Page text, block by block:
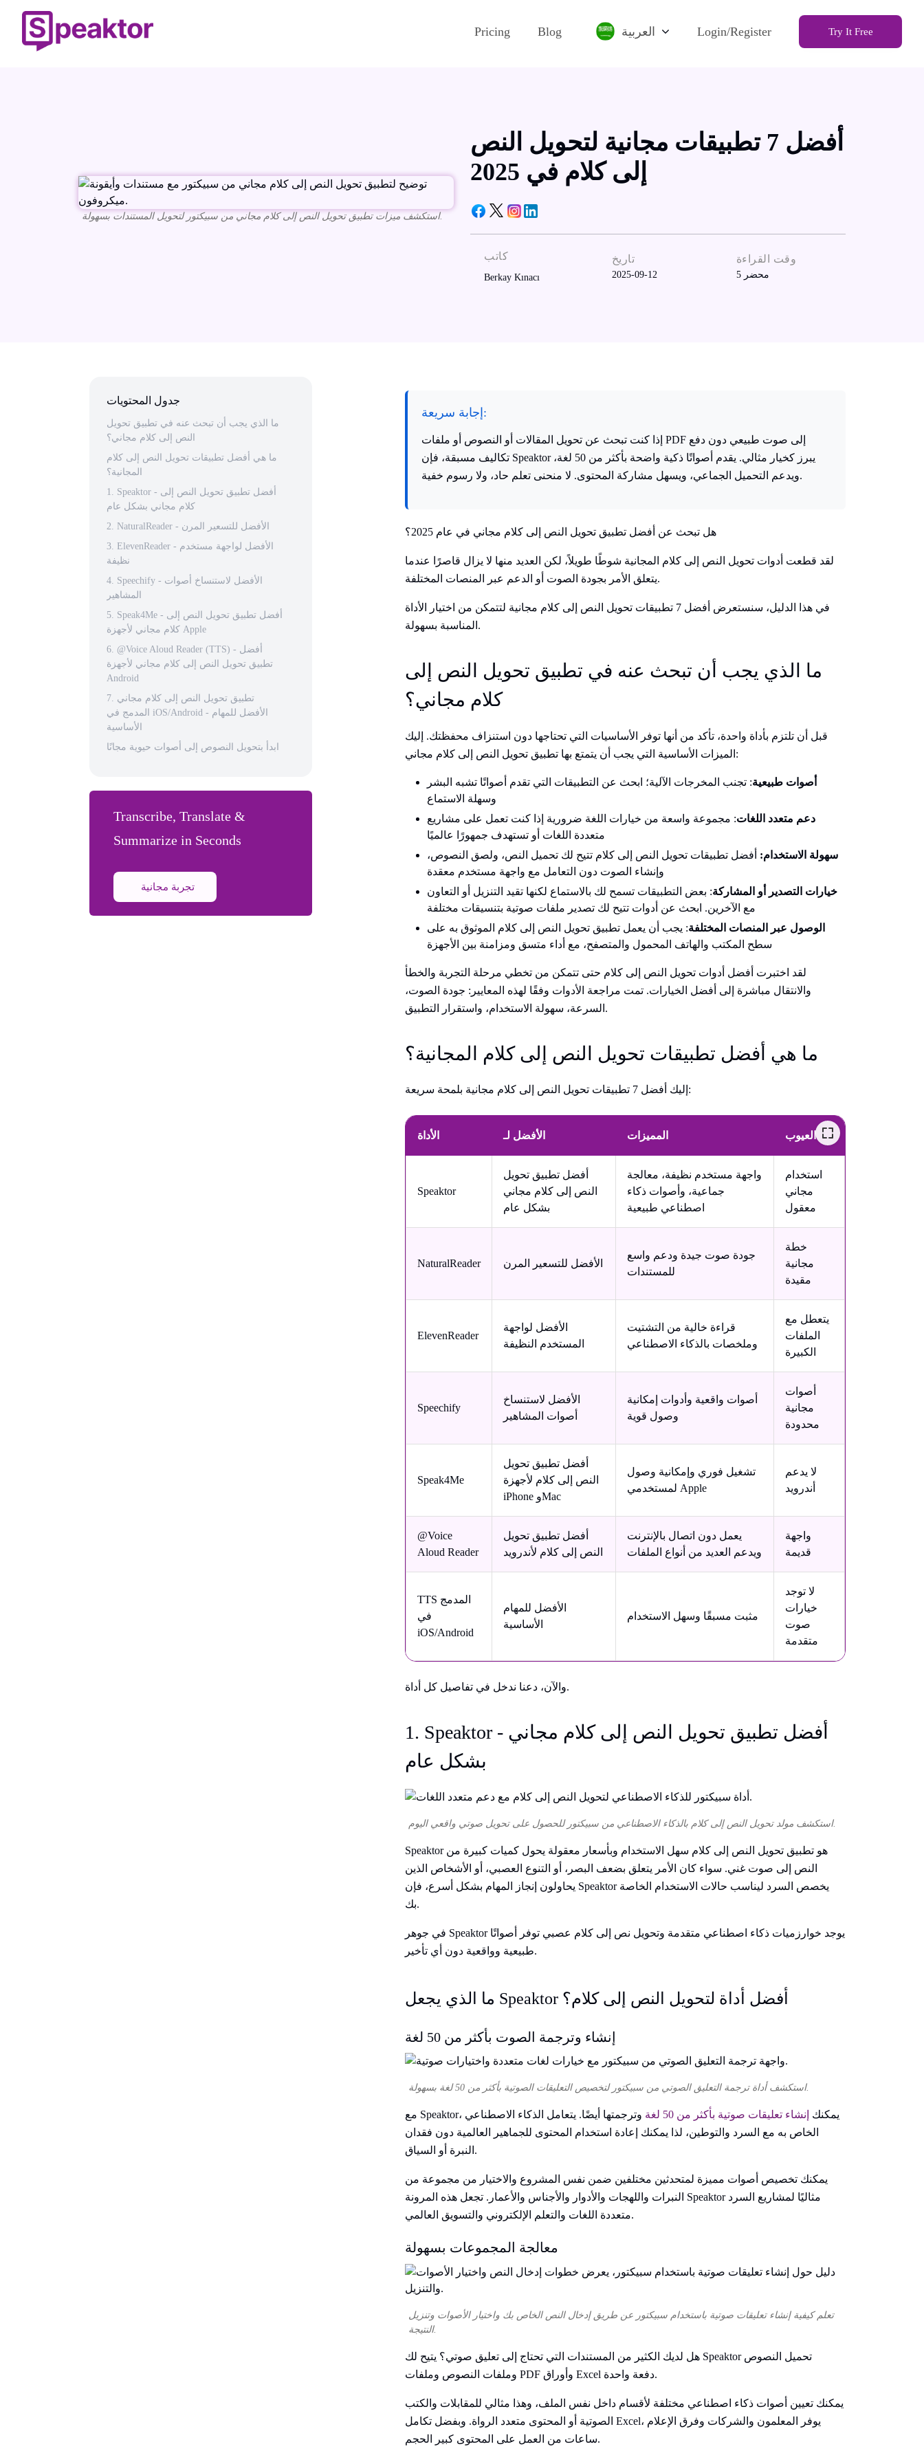
Pricing Blog العربية Login/Register Try It Free
استكشف ميزات تطبيق تحويل النص إلى كلام مجاني من سبيكتور لتحويل المستندات بسهولة.
أفضل 7 تطبيقات مجانية لتحويل النص
إلى كلام في 2025
كاتب
Berkay Kınacı
تاريخ
2025-09-12
وقت القراءة
5 محضر
جدول المحتويات
ما الذي يجب أن تبحث عنه في تطبيق تحويل
النص إلى كلام مجاني؟
ما هي أفضل تطبيقات تحويل النص إلى كلام
المجانية؟
1. Speaktor - أفضل تطبيق تحويل النص إلى
كلام مجاني بشكل عام
2. NaturalReader - الأفضل للتسعير المرن
3. ElevenReader - الأفضل لواجهة مستخدم
نظيفة
4. Speechify - الأفضل لاستنساخ أصوات
المشاهير
5. Speak4Me - أفضل تطبيق تحويل النص إلى
كلام مجاني لأجهزة Apple
6. @Voice Aloud Reader (TTS) - أفضل
تطبيق تحويل النص إلى كلام مجاني لأجهزة
Android
7. تطبيق تحويل النص إلى كلام مجاني
المدمج في iOS/Android - الأفضل للمهام
الأساسية
ابدأ بتحويل النصوص إلى أصوات حيوية مجانًا
Transcribe, Translate &
Summarize in Seconds
تجربة مجانية
إجابة سريعة:
إذا كنت تبحث عن تحويل المقالات أو النصوص أو ملفات PDF إلى صوت طبيعي دون دفع
تكاليف مسبقة، فإن Speaktor يبرز كخيار مثالي. يقدم أصواتًا ذكية واضحة بأكثر من 50 لغة،
ويدعم التحميل الجماعي، ويسهل مشاركة المحتوى. لا منحنى تعلم حاد، ولا رسوم خفية.
هل تبحث عن أفضل تطبيق تحويل النص إلى كلام مجاني في عام 2025؟
لقد قطعت أدوات تحويل النص إلى كلام المجانية شوطًا طويلاً، لكن العديد منها لا يزال قاصرًا عندما
يتعلق الأمر بجودة الصوت أو الدعم عبر المنصات المختلفة.
في هذا الدليل، سنستعرض أفضل 7 تطبيقات تحويل النص إلى كلام مجانية لتتمكن من اختيار الأداة
المناسبة بسهولة.
ما الذي يجب أن تبحث عنه في تطبيق تحويل النص إلى
كلام مجاني؟
قبل أن تلتزم بأداة واحدة، تأكد من أنها توفر الأساسيات التي تحتاجها دون استنزاف محفظتك. إليك
الميزات الأساسية التي يجب أن يتمتع بها تطبيق تحويل النص إلى كلام مجاني:
أصوات طبيعية: تجنب المخرجات الآلية؛ ابحث عن التطبيقات التي تقدم أصواتًا تشبه البشر
وسهلة الاستماع
دعم متعدد اللغات: مجموعة واسعة من خيارات اللغة ضرورية إذا كنت تعمل على مشاريع
متعددة اللغات أو تستهدف جمهورًا عالميًا
سهولة الاستخدام: أفضل تطبيقات تحويل النص إلى كلام تتيح لك تحميل النص، ولصق النصوص،
وإنشاء الصوت دون التعامل مع واجهة مستخدم معقدة
خيارات التصدير أو المشاركة: بعض التطبيقات تسمح لك بالاستماع لكنها تقيد التنزيل أو التعاون
مع الآخرين. ابحث عن أدوات تتيح لك تصدير ملفات صوتية بتنسيقات مختلفة
الوصول عبر المنصات المختلفة: يجب أن يعمل تطبيق تحويل النص إلى كلام الموثوق به على
سطح المكتب والهاتف المحمول والمتصفح، مع أداء متسق ومزامنة بين الأجهزة
لقد اختبرت أفضل أدوات تحويل النص إلى كلام حتى تتمكن من تخطي مرحلة التجربة والخطأ
والانتقال مباشرة إلى أفضل الخيارات. تمت مراجعة الأدوات وفقًا لهذه المعايير: جودة الصوت،
السرعة، سهولة الاستخدام، واستقرار التطبيق.
ما هي أفضل تطبيقات تحويل النص إلى كلام المجانية؟
إليك أفضل 7 تطبيقات تحويل النص إلى كلام مجانية بلمحة سريعة:
الأداة الأفضل لـ المميزات العيوب
Speaktor
أفضل تطبيق تحويل
النص إلى كلام مجاني
بشكل عام
واجهة مستخدم نظيفة، معالجة
جماعية، وأصوات ذكاء
اصطناعي طبيعية
استخدام
مجاني
معقول
NaturalReader الأفضل للتسعير المرن
جودة صوت جيدة ودعم واسع
للمستندات
خطة
مجانية
مقيدة
ElevenReader
الأفضل لواجهة
المستخدم النظيفة
قراءة خالية من التشتيت
وملخصات بالذكاء الاصطناعي
يتعطل مع
الملفات
الكبيرة
Speechify
الأفضل لاستنساخ
أصوات المشاهير
أصوات واقعية وأدوات إمكانية
وصول قوية
أصوات
مجانية
محدودة
Speak4Me
أفضل تطبيق تحويل
النص إلى كلام لأجهزة
iPhone وMac
تشغيل فوري وإمكانية وصول
لمستخدمي Apple
لا يدعم
أندرويد
@Voice
Aloud Reader
أفضل تطبيق تحويل
النص إلى كلام لأندرويد
يعمل دون اتصال بالإنترنت
ويدعم العديد من أنواع الملفات
واجهة
قديمة
TTS المدمج
في
iOS/Android
الأفضل للمهام
الأساسية
مثبت مسبقًا وسهل الاستخدام
لا توجد
خيارات
صوت
متقدمة
والآن، دعنا ندخل في تفاصيل كل أداة.
1. Speaktor - أفضل تطبيق تحويل النص إلى كلام مجاني
بشكل عام
استكشف مولد تحويل النص إلى كلام بالذكاء الاصطناعي من سبيكتور للحصول على تحويل صوتي واقعي اليوم.
Speaktor هو تطبيق تحويل النص إلى كلام سهل الاستخدام وبأسعار معقولة يحول كميات كبيرة من
النص إلى صوت غني. سواء كان الأمر يتعلق بضعف البصر، أو التنوع العصبي، أو الأشخاص الذين
يحاولون إنجاز المهام بشكل أسرع، فإن Speaktor يخصص السرد ليناسب حالات الاستخدام الخاصة
بك.
في جوهر Speaktor يوجد خوارزميات ذكاء اصطناعي متقدمة وتحويل نص إلى كلام عصبي توفر أصواتًا
طبيعية وواقعية دون أي تأخير.
ما الذي يجعل Speaktor أفضل أداة لتحويل النص إلى كلام؟
إنشاء وترجمة الصوت بأكثر من 50 لغة
استكشف أداة ترجمة التعليق الصوتي من سبيكتور لتخصيص التعليقات الصوتية بأكثر من 50 لغة بسهولة.
مع Speaktor، يمكنك إنشاء تعليقات صوتية بأكثر من 50 لغة
وترجمتها أيضًا. يتعامل الذكاء الاصطناعي
الخاص به مع السرد والتوطين، لذا يمكنك إعادة استخدام المحتوى للجماهير العالمية دون فقدان
النبرة أو السياق.
يمكنك تخصيص أصوات مميزة لمتحدثين مختلفين ضمن نفس المشروع والاختيار من مجموعة من
النبرات واللهجات والأدوار والأجناس والأعمار. تجعل هذه المرونة Speaktor مثاليًا لمشاريع السرد
متعددة اللغات والتعلم الإلكتروني والتسويق العالمي.
معالجة المجموعات بسهولة
تعلم كيفية إنشاء تعليقات صوتية باستخدام سبيكتور عن طريق إدخال النص الخاص بك واختيار الأصوات وتنزيل
النتيجة.
هل لديك الكثير من المستندات التي تحتاج إلى تعليق صوتي؟ يتيح لك Speaktor تحميل النصوص
وملفات النصوص وملفات PDF وأوراق Excel دفعة واحدة.
يمكنك تعيين أصوات ذكاء اصطناعي مختلفة لأقسام داخل نفس الملف، وهذا مثالي للمقابلات والكتب
الصوتية أو المحتوى متعدد الرواة. وبفضل تكامل Excel، يوفر المعلمون والشركات وفرق الإعلام
ساعات من العمل على المحتوى كبير الحجم.